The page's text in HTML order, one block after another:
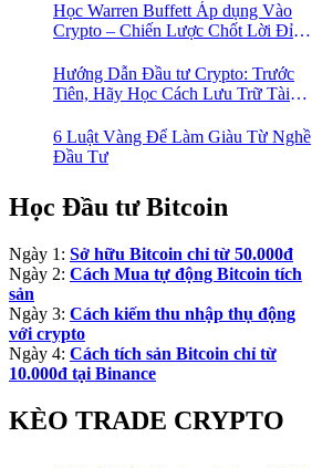
Học Warren Buffett Áp dụng Vào
Crypto – Chiến Lược Chốt Lời Đỉnh
Hướng Dẫn Đầu tư Crypto: Trước
Tiên, Hãy Học Cách Lưu Trữ Tài
6 Luật Vàng Để Làm Giàu Từ Nghề
Đầu Tư
Học Đầu tư Bitcoin
Ngày 1: Sở hữu Bitcoin chỉ từ 50.000đ
Ngày 2: Cách Mua tự động Bitcoin tích
sản
Ngày 3: Cách kiếm thu nhập thụ động
với crypto
Ngày 4: Cách tích sản Bitcoin chỉ từ
10.000đ tại Binance
KÈO TRADE CRYPTO